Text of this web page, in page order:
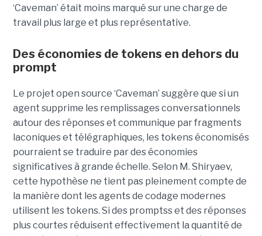
‘Caveman’ était moins marqué sur une charge de
travail plus large et plus représentative.
Des économies de tokens en dehors du
prompt
Le projet open source ‘Caveman’ suggère que si un
agent supprime les remplissages conversationnels
autour des réponses et communique par fragments
laconiques et télégraphiques, les tokens économisés
pourraient se traduire par des économies
significatives à grande échelle. Selon M. Shiryaev,
cette hypothèse ne tient pas pleinement compte de
la manière dont les agents de codage modernes
utilisent les tokens. Si des promptss et des réponses
plus courtes réduisent effectivement la quantité de